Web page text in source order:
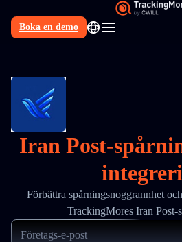
Boka en demo
Iran Post-
Förbättra spårningsnoggrannhet
TrackingMores Iran Post-